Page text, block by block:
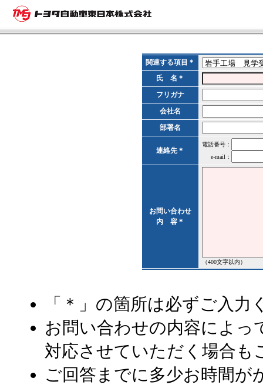
関連する項目＊
氏 名＊
フリガナ
会社名
部署名
連絡先＊
電話番号：
e-mail：
お問い合わせ
内 容＊
（400文字以内）
「 ＊ 」の箇所は必ずご入力
お問い合わせの内容によっ
対応させていただく場合も
ご回答までに多少お時間